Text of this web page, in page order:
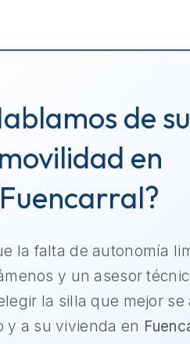
de su
movilidad en
Fuencarral?
la falta de autonomía
y un asesor
la silla que mejor se
y a su vivienda en